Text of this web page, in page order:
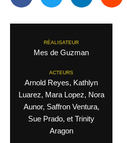
RÉALISATEUR
Mes de Guzman
ACTEURS
Arnold Reyes, Kathlyn
Luarez, Mara Lopez, Nora
Aunor, Saffron Ventura,
Sue Prado, et Trinity
Aragon